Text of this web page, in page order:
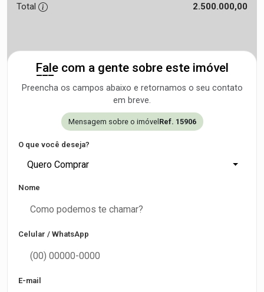
Total
2.500.000,00
Fale com a gente sobre este imóvel
Preencha os campos abaixo e retornamos o seu contato
em breve.
Mensagem sobre o imóvel Ref. 15906
O que você deseja?
Quero Comprar
Nome
Celular / WhatsApp
E-mail